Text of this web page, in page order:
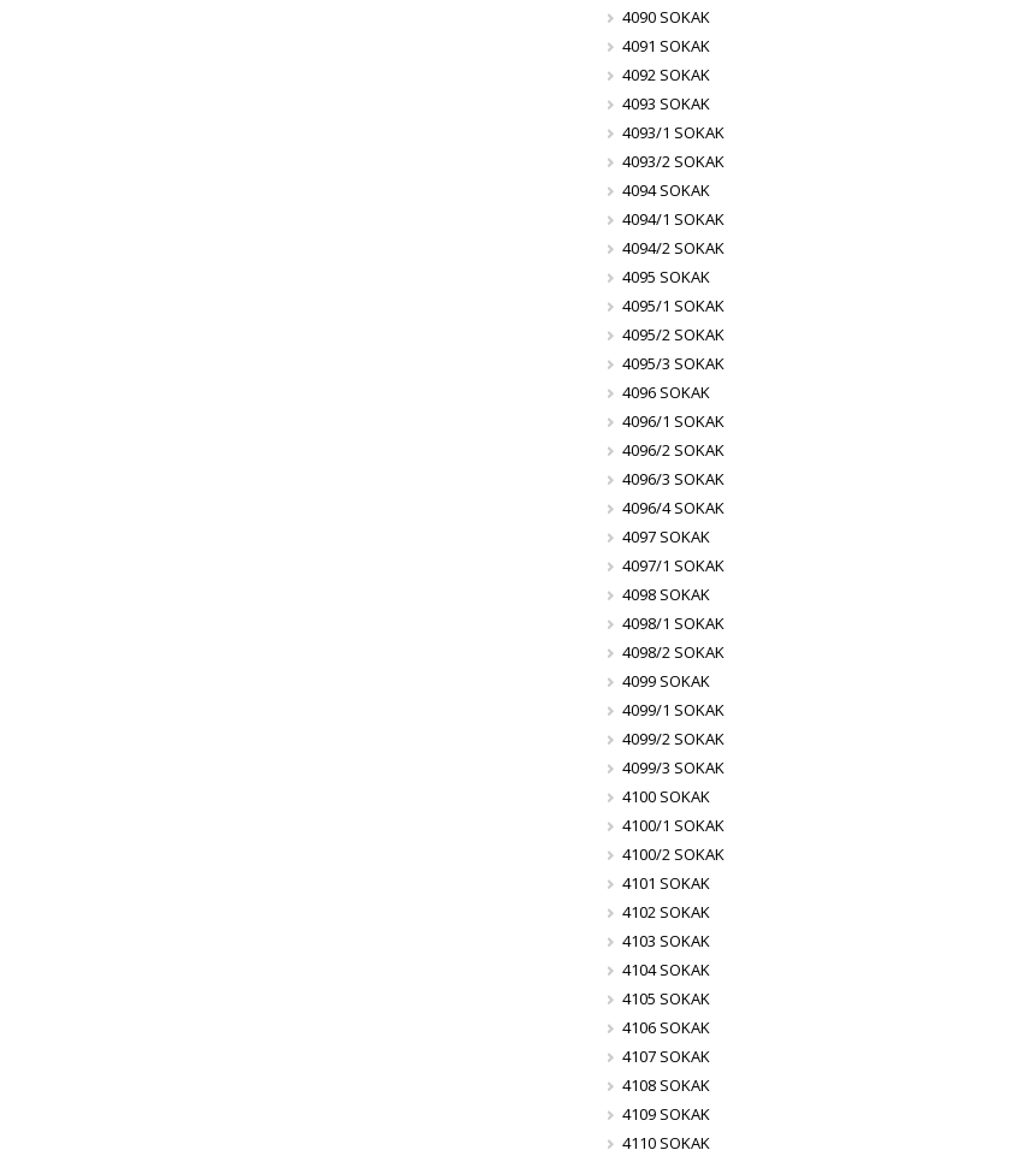
4090 SOKAK
4091 SOKAK
4092 SOKAK
4093 SOKAK
4093/1 SOKAK
4093/2 SOKAK
4094 SOKAK
4094/1 SOKAK
4094/2 SOKAK
4095 SOKAK
4095/1 SOKAK
4095/2 SOKAK
4095/3 SOKAK
4096 SOKAK
4096/1 SOKAK
4096/2 SOKAK
4096/3 SOKAK
4096/4 SOKAK
4097 SOKAK
4097/1 SOKAK
4098 SOKAK
4098/1 SOKAK
4098/2 SOKAK
4099 SOKAK
4099/1 SOKAK
4099/2 SOKAK
4099/3 SOKAK
4100 SOKAK
4100/1 SOKAK
4100/2 SOKAK
4101 SOKAK
4102 SOKAK
4103 SOKAK
4104 SOKAK
4105 SOKAK
4106 SOKAK
4107 SOKAK
4108 SOKAK
4109 SOKAK
4110 SOKAK